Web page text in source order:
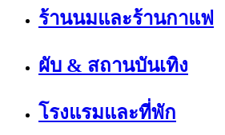
ร้านนมและร้านกาแฟ
ผับ & สถานบันเทิง
โรงแรมและที่พัก